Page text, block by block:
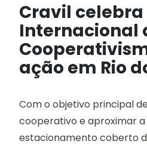
Cravil celebra
Internacional
ação em Rio
Com o objetivo principal
cooperativo e aproximar a
estacionamento coberto